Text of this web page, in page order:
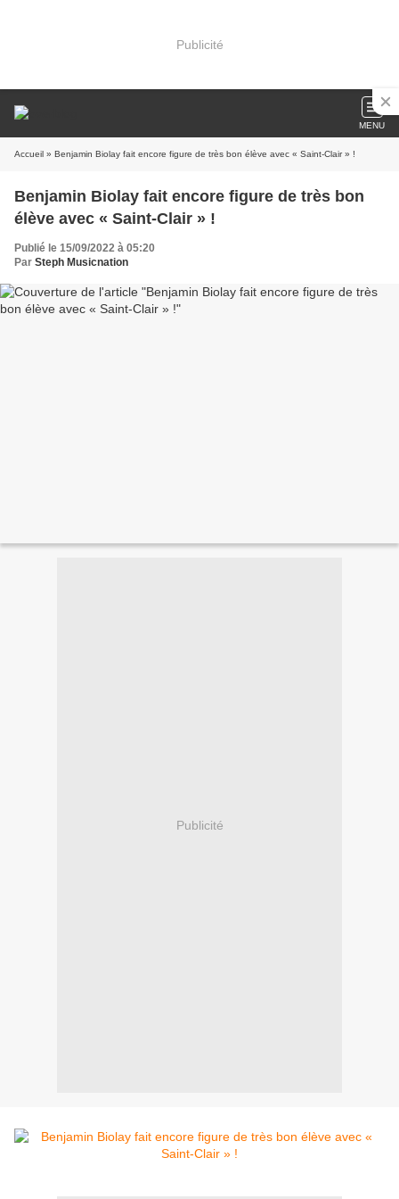
Publicité
MENU
Accueil » Benjamin Biolay fait encore figure de très bon élève avec « Saint-Clair » !
Benjamin Biolay fait encore figure de très bon
élève avec « Saint-Clair » !
Publié le 15/09/2022 à 05:20
Par Steph Musicnation
Publicité